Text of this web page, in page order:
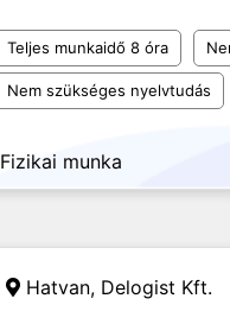
Teljes munkaidő 8 óra
Nem szükséges nyelvtudás
Fizikai munka
Hatvan, Delogist Kft.